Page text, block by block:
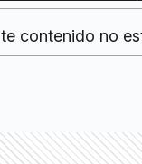
contenido no